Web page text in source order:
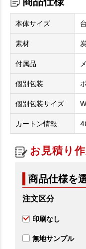
本体サイズ
素材
付属品
個別包装
個別包装サイズ
カートン情報
お見積り
商品仕様を
注文区分
印刷なし
無地サンプル